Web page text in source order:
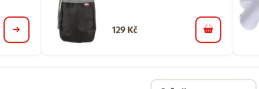
detail 129 Kč do košíku